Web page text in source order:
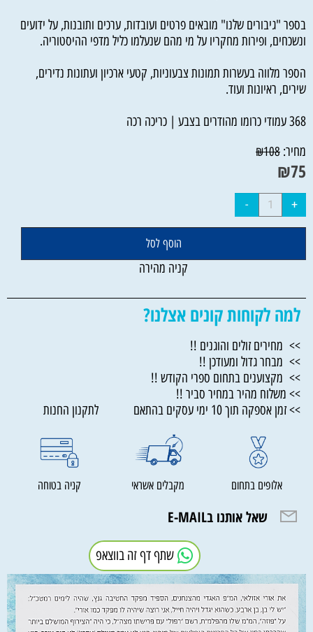
בספר "גיבורים שלנו" מובאים פרטים ועובדות, ערכים ותובנות, על ידועים
ונשכחים, ופירות מחקריו על מי מהם שנעלמו כליל מדפי ההיסטוריה.
הספר מלווה בעשרות תמונות צבעוניות, קטעי ארכיון ועתונות נדירים,
שירים, ראיונות ועוד.
368 עמודי כרומו מהודרים בצבע | כריכה רכה
מחיר:
₪108
₪75
הוסף לסל
קניה מהירה
למה לקוחות קונים אצלנו?
>> מחירים זולים והוגנים !!
>> מבחר גדול ומעודכן !!
>> מקצוענים בתחום ספרי הקודש !!
>> משלוח מהיר במחיר סביר !!
>> זמן אספקה תוך 10 ימי עסקים בהתאם לתקנון החנות
אלופים בתחום מקבלים אשראי קניה בטוחה
שאל אותנו בE-MAIL
שתף דף זה בווצאפ